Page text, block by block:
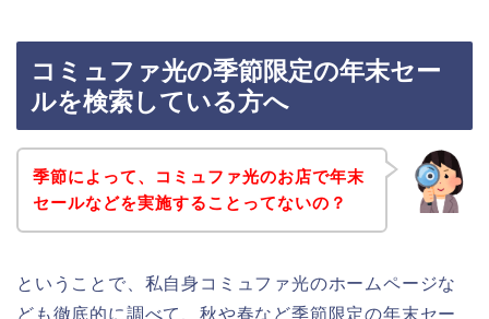
コミュファ光の季節限定の年末セー
ルを検索している方へ
季節によって、コミュファ光のお店で年末
セールなどを実施することってないの？
ということで、私自身コミュファ光のホームページな
ども徹底的に調べて、秋や春など季節限定の年末セー